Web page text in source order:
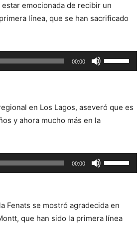
flecha
arriba/abajo
aumentar
o
emocionada de recibir un
línea, que se han sacrificado
00:00
las
flecha
o
disminuir
en Los Lagos, aseveró que es
y ahora mucho más en la
00:00
las
flecha
arriba/abajo
Fenats se mostró agradecida en
que han sido la primera línea